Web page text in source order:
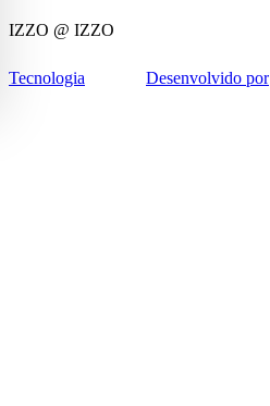
IZZO @ IZZO
Tecnologia Desenvolvido por